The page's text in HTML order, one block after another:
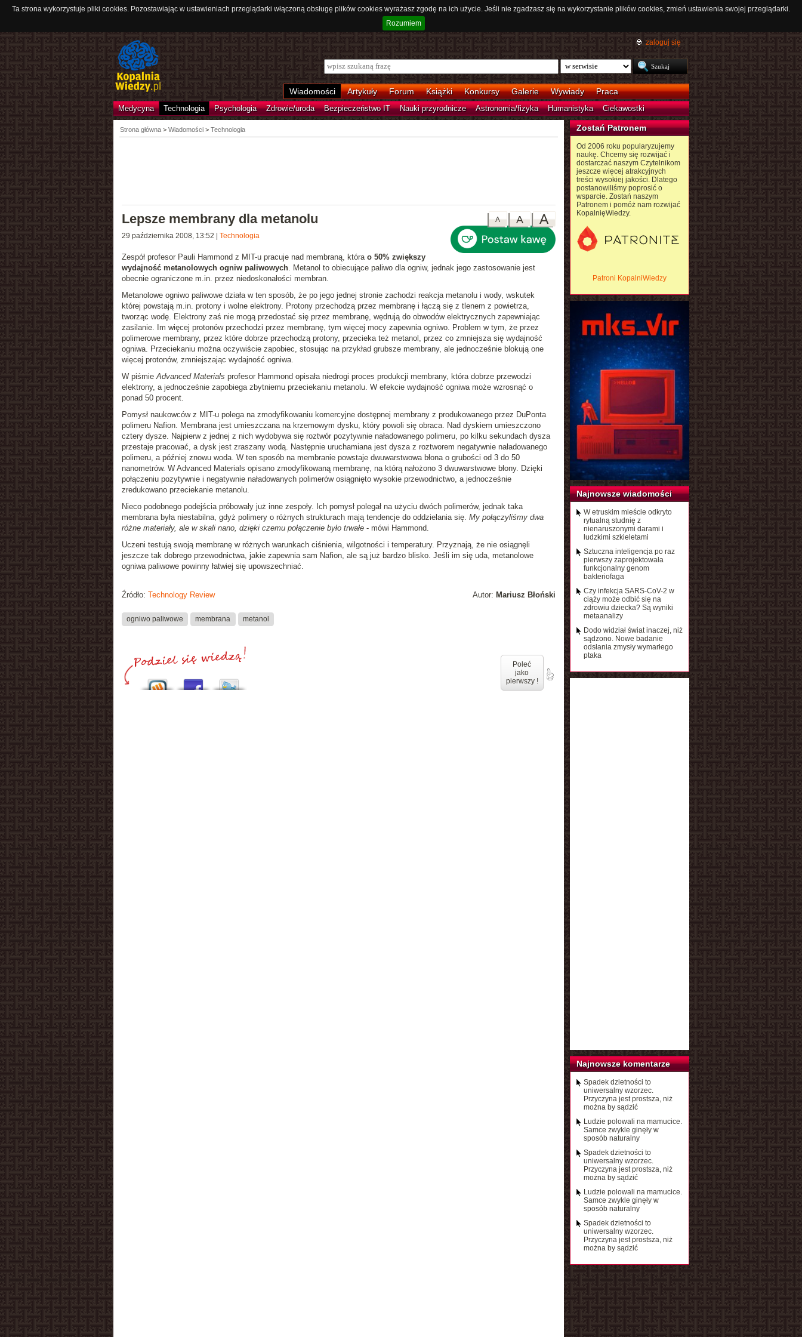
Ta strona wykorzystuje pliki cookies. Pozostawiając w ustawieniach przeglądarki włączoną obsługę plików cookies wyrażasz zgodę na ich użycie. Jeśli nie zgadzasz się na wykorzystanie plików cookies, zmień ustawienia swojej przeglądarki.
Rozumiem
zaloguj się
Wiadomości Artykuły Forum Książki Konkursy Galerie Wywiady Praca
Medycyna Technologia Psychologia Zdrowie/uroda Bezpieczeństwo IT Nauki przyrodnicze Astronomia/fizyka Humanistyka Ciekawostki
Strona główna> Wiadomości > Technologia
A
A
A
Lepsze membrany dla metanolu
29 października 2008, 13:52 Technologia
Zespół profesor Pauli Hammond z MIT-u pracuje nad membraną, która o 50% zwiększy
wydajność metanolowych ogniw paliwowych. Metanol to obiecujące paliwo dla ogniw, jednak jego zastosowanie jest
obecnie ograniczone m.in. przez niedoskonałości membran.
Metanolowe ogniwo paliwowe działa w ten sposób, że po jego jednej stronie zachodzi reakcja metanolu i wody, wskutek
której powstają m.in. protony i wolne elektrony. Protony przechodzą przez membranę i łączą się z tlenem z powietrza,
tworząc wodę. Elektrony zaś nie mogą przedostać się przez membranę, wędrują do obwodów elektrycznych zapewniając
zasilanie. Im więcej protonów przechodzi przez membranę, tym więcej mocy zapewnia ogniwo. Problem w tym, że przez
polimerowe membrany, przez które dobrze przechodzą protony, przecieka też metanol, przez co zmniejsza się wydajność
ogniwa. Przeciekaniu można oczywiście zapobiec, stosując na przykład grubsze membrany, ale jednocześnie blokują one
więcej protonów, zmniejszając wydajność ogniwa.
W piśmieAdvanced Materials profesor Hammond opisała niedrogi proces produkcji membrany, która dobrze przewodzi
elektrony, a jednocześnie zapobiega zbytniemu przeciekaniu metanolu. W efekcie wydajność ogniwa może wzrosnąć o
ponad 50 procent.
Pomysł naukowców z MIT-u polega na zmodyfikowaniu komercyjne dostępnej membrany z produkowanego przez DuPonta
polimeru Nafion. Membrana jest umieszczana na krzemowym dysku, który powoli się obraca. Nad dyskiem umieszczono
cztery dysze. Najpierw z jednej z nich wydobywa się roztwór pozytywnie naładowanego polimeru, po kilku sekundach dysza
przestaje pracować, a dysk jest zraszany wodą. Następnie uruchamiana jest dysza z roztworem negatywnie naładowanego
polimeru, a później znowu woda. W ten sposób na membranie powstaje dwuwarstwowa błona o grubości od 3 do 50
nanometrów. W Advanced Materials opisano zmodyfikowaną membranę, na którą nałożono 3 dwuwarstwowe błony. Dzięki
połączeniu pozytywnie i negatywnie naładowanych polimerów osiągnięto wysokie przewodnictwo, a jednocześnie
zredukowano przeciekanie metanolu.
Nieco podobnego podejścia próbowały już inne zespoły. Ich pomysł polegał na użyciu dwóch polimerów, jednak taka
membrana była niestabilna, gdyż polimery o różnych strukturach mają tendencje do oddzielania się. My połączyliśmy dwa
różne materiały, ale w skali nano, dzięki czemu połączenie było trwałe- mówi Hammond.
Uczeni testują swoją membranę w różnych warunkach ciśnienia, wilgotności i temperatury. Przyznają, że nie osiągnęli
jeszcze tak dobrego przewodnictwa, jakie zapewnia sam Nafion, ale są już bardzo blisko. Jeśli im się uda, metanolowe
ogniwa paliwowe powinny łatwiej się upowszechniać.
Autor: Mariusz Błoński
Źródło: Technology Review
ogniwo paliwowe membrana metanol
Poleć
jako
pierwszy !
Zostań Patronem
Od 2006 roku popularyzujemy
naukę. Chcemy się rozwijać i
dostarczać naszym Czytelnikom
jeszcze więcej atrakcyjnych
treści wysokiej jakości. Dlatego
postanowiliśmy poprosić o
wsparcie. Zostań naszym
Patronem i pomóż nam rozwijać
KopalnięWiedzy.
Patroni KopalniWiedzy
Najnowsze wiadomości
W etruskim mieście odkryto
rytualną studnię z
nienaruszonymi darami i
ludzkimi szkieletami
Sztuczna inteligencja po raz
pierwszy zaprojektowała
funkcjonalny genom
bakteriofaga
Czy infekcja SARS-CoV-2 w
ciąży może odbić się na
zdrowiu dziecka? Są wyniki
metaanalizy
Dodo widział świat inaczej, niż
sądzono. Nowe badanie
odsłania zmysły wymarłego
ptaka
Najnowsze komentarze
Spadek dzietności to
uniwersalny wzorzec.
Przyczyna jest prostsza, niż
można by sądzić
Ludzie polowali na mamucice.
Samce zwykle ginęły w
sposób naturalny
Spadek dzietności to
uniwersalny wzorzec.
Przyczyna jest prostsza, niż
można by sądzić
Ludzie polowali na mamucice.
Samce zwykle ginęły w
sposób naturalny
Spadek dzietności to
uniwersalny wzorzec.
Przyczyna jest prostsza, niż
można by sądzić